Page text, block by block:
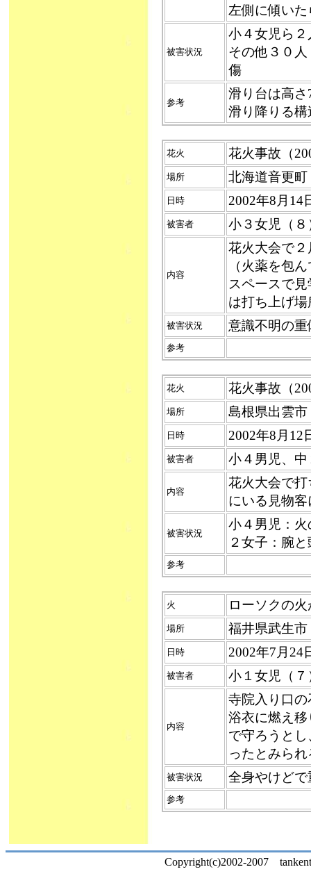
左側に傾い
被害状況
小４女児ら
その他３０
傷
参考
滑り台は高さ
滑り降りる構
花火 花火事故（
場所 北海道音更
日時 2002年8月
被害者 小３女児（８
内容
花火大会で
（火薬を包
スペースで
は打ち上げ
被害状況 意識不明の重
参考
花火 花火事故（
場所 島根県出雲
日時 2002年8月
被害者 小４男児、中
内容
花火大会で
にいる見物
被害状況
小４男児：
２女子：腕
参考
火 ローソクの
場所 福井県武生
日時 2002年7月
被害者 小１女児（７
内容
寺院入り口
浴衣に燃え
で守ろうと
ったとみられ
被害状況 全身やけど
参考
Copyright(c)2002-2007